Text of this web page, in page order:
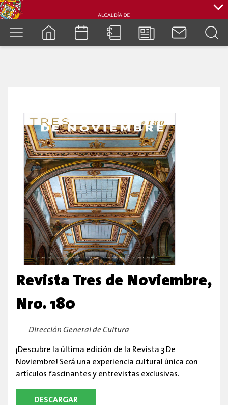
Revista Tres de Noviembre,
Nro. 180
Dirección General de Cultura
¡Descubre la última edición de la Revista 3 De
Noviembre! Será una experiencia cultural única con
artículos fascinantes y entrevistas exclusivas.
DESCARGAR